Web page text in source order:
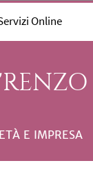
Online
E IMPRESA